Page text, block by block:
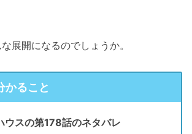
展開になるのでしょうか。
かること
ウスの第178話のネタバレ